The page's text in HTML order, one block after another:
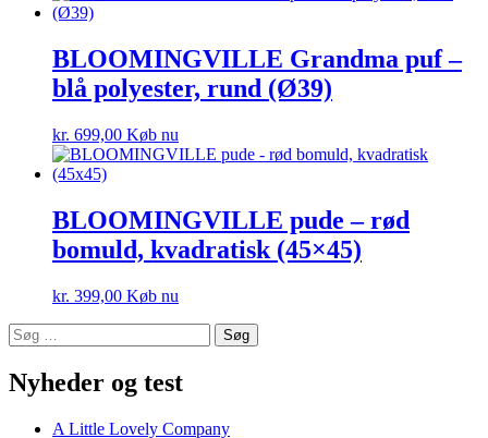
BLOOMINGVILLE Grandma puf –
blå polyester, rund (Ø39)
kr. 699,00 Køb nu
BLOOMINGVILLE pude – rød
bomuld, kvadratisk (45×45)
kr. 399,00 Køb nu
Søg
efter:
Nyheder og test
A Little Lovely Company